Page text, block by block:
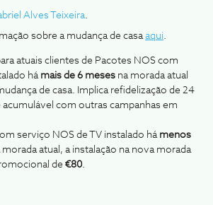
Alves Teixeira.
sobre a mudança de casaaqui.
atuais clientes de Pacotes NOS com
há mais de 6 meses na morada atual
de casa. Implica refidelização de 24
acumulável com outras campanhas em
serviço NOS de TV instalado há menos
morada atual, a instalação na nova morada
de €80.